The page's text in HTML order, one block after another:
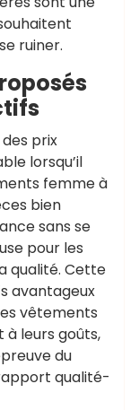
ruiner.
prix
lorsqu’il
femme à
bien
sans se
pour les
qualité. Cette
avantageux
vêtements
leurs goûts,
du
qualité-